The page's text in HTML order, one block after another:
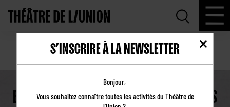
PROBLÈME EN COULISSE (404)
ERREUR 404… CETTE PAGE N’EXISTE PAS
S’INSCRIRE À LA NEWSLETTER
Bonjour,
Vous souhaitez connaître toutes les activités du Théâtre de